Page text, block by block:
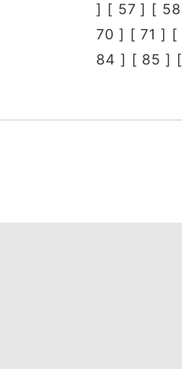
] [ 57 ] [ 58
70 ] [71 ] [
84 ] [ 85 ] [